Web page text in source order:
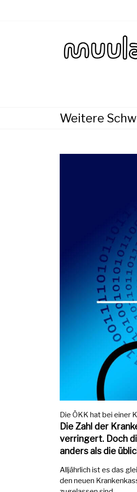
Weitere
Die ÖKK hat bei einer
Die Zahl der
verringert. Doch
anders als die
Alljährlich ist es das
den neuen